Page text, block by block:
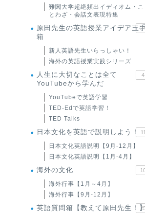
難関大学超絶頻出イディオム・こ
とわざ・会話文表現特集
原田先生の英語授業アイデア玉
箱
新人英語先生いらっしゃい！
海外の英語授業実践シリーズ
人生に大切なことは全て
YouTubeから学んだ
4
YouTubeで英語学習
TED-Edで英語学習！
TED Talks
日本文化を英語で説明しよう！ 11
日本文化英語説明【9月-12月】
日本文化英語説明【1月-4月】
海外の文化
海外行事【1月～4月】
海外行事【9月-12月】
英語質問箱【教えて原田先生！